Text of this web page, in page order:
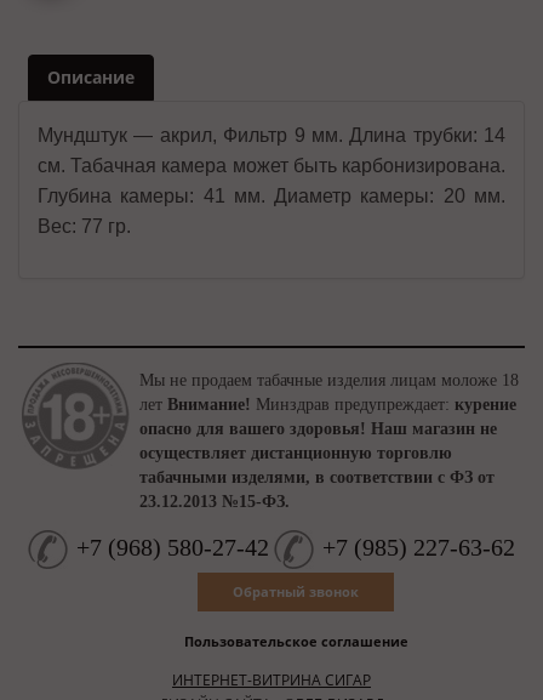
Описание
Мундштук — акрил, Фильтр 9 мм. Длина трубки: 14
см. Табачная камера может быть карбонизирована.
Глубина камеры: 41 мм. Диаметр камеры: 20 мм.
Вес: 77 гр.
Мы не продаем табачные изделия лицам моложе 18
лет Внимание! Минздрав предупреждает: курение
опасно для вашего здоровья! Наш магазин не
осуществляет дистанционную торговлю
табачными изделями, в соответствии с ФЗ от
23.12.2013 №15-ФЗ.
+7 (968) 580-27-42 +7 (985) 227-63-62
Обратный звонок
Пользовательское соглашение
ИНТЕРНЕТ-ВИТРИНА СИГАР